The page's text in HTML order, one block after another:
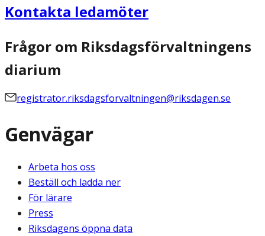
Kontakta ledamöter
Frågor om Riksdagsförvaltningens
diarium
registrator.riksdagsforvaltningen@riksdagen.se
Genvägar
Arbeta hos oss
Beställ och ladda ner
För lärare
Press
Riksdagens öppna data